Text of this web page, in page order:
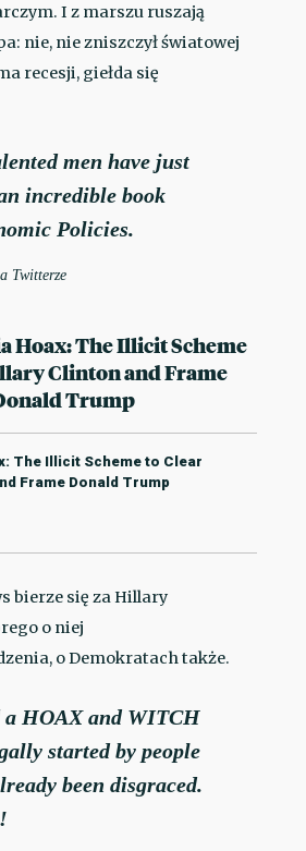
I z marszu ruszają
nie, nie zniszczył światowej
recesji, giełda się
men have just
incredible book
Policies.
Twitterze
Hoax: The Illicit Scheme
Clinton and Frame
Trump
The Illicit Scheme to Clear
Frame Donald Trump
bierze się za Hillary
o niej
o Demokratach także.
a HOAX and WITCH
started by people
been disgraced.